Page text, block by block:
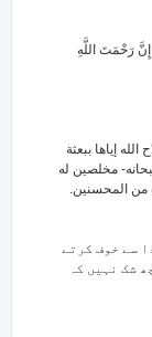
رَحْمَتَ اللَّهِ
إياها ببعثة
مخلصين له
من المحسنين.
سے خوف کرتے
شک نہیں کہ